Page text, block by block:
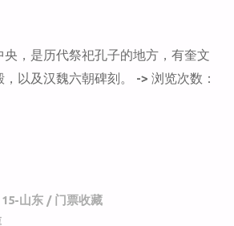
，是历代祭祀孔子的地方，有奎文
以及汉魏六朝碑刻。 -> 浏览次数：
15-山东/ 门票收藏